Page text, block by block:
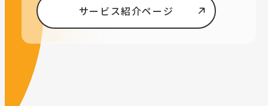
サービス紹介ページ